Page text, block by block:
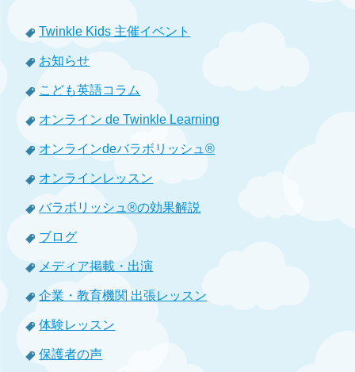
Twinkle Kids 主催イベント
お知らせ
こども英語コラム
オンライン de Twinkle Learning
オンラインdeバラボリッシュ®
オンラインレッスン
バラボリッシュ®の効果解説
ブログ
メディア掲載・出演
企業・教育機関 出張レッスン
体験レッスン
保護者の声